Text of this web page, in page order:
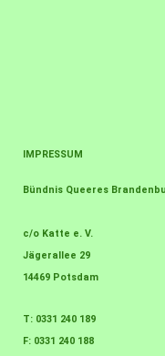
IMPRESSUM
Bündnis Queeres
c/o Katte e. V.
Jägerallee 29
14469 Potsdam
T: 0331 240 189
F: 0331 240 188